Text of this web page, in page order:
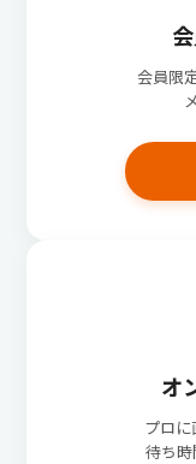
会員限
オ
プロに
待ち時